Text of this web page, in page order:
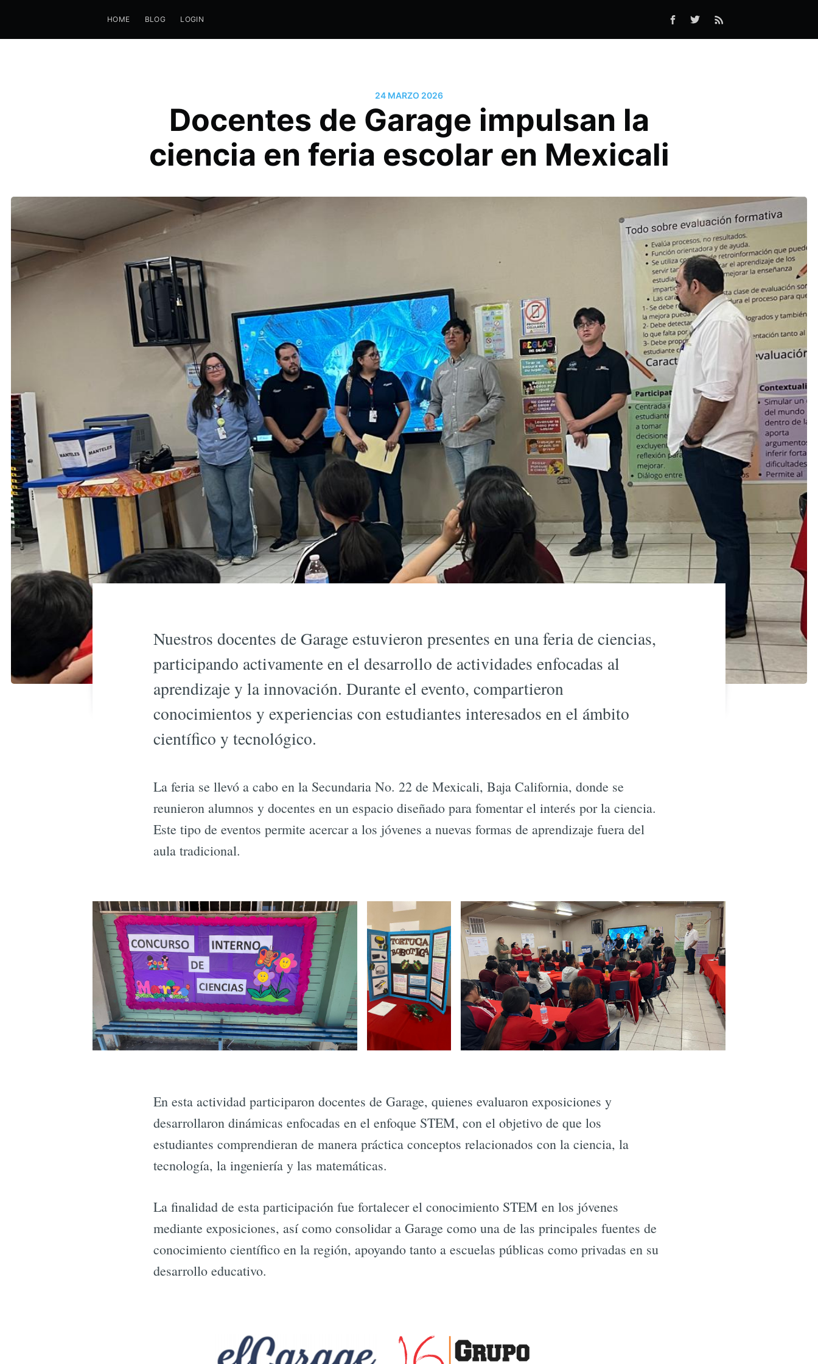
HOME BLOG LOGIN
24 MARZO 2026
Docentes de Garage impulsan la
ciencia en feria escolar en Mexicali
Nuestros docentes de Garage estuvieron presentes en una feria de ciencias,
participando activamente en el desarrollo de actividades enfocadas al
aprendizaje y la innovación. Durante el evento, compartieron
conocimientos y experiencias con estudiantes interesados en el ámbito
científico y tecnológico.
La feria se llevó a cabo en la Secundaria No. 22 de Mexicali, Baja California, donde se
reunieron alumnos y docentes en un espacio diseñado para fomentar el interés por la ciencia.
Este tipo de eventos permite acercar a los jóvenes a nuevas formas de aprendizaje fuera del
aula tradicional.
En esta actividad participaron docentes de Garage, quienes evaluaron exposiciones y
desarrollaron dinámicas enfocadas en el enfoque STEM, con el objetivo de que los
estudiantes comprendieran de manera práctica conceptos relacionados con la ciencia, la
tecnología, la ingeniería y las matemáticas.
La finalidad de esta participación fue fortalecer el conocimiento STEM en los jóvenes
mediante exposiciones, así como consolidar a Garage como una de las principales fuentes de
conocimiento científico en la región, apoyando tanto a escuelas públicas como privadas en su
desarrollo educativo.